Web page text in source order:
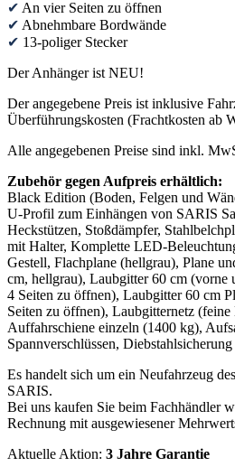
✔ An vier Seiten zu öffnen
✔ Abnehmbare Bordwände
✔ 13-poliger Stecker
Der Anhänger ist NEU!
Der angegebene Preis ist inklusive
Überführungskosten (Frachtkosten ab
Alle angegebenen Preise sind inkl.
Zubehör gegen Aufpreis erhältlich:
Black Edition (Boden, Felgen und
U-Profil zum Einhängen von SARIS
Heckstützen, Stoßdämpfer,
mit Halter, Komplette LED-
Gestell, Flachplane (hellgrau), Plane
cm, hellgrau), Laubgitter 60 cm (vorne
4 Seiten zu öffnen), Laubgitter 60 cm
Seiten zu öffnen), Laubgitternetz
Auffahrschiene einzeln (1400 kg),
Spannverschlüssen, Diebstahlsicherung
Es handelt sich um ein Neufahrzeug
SARIS.
Bei uns kaufen Sie beim Fachhändler
Rechnung mit ausgewiesener
Aktuelle Aktion: 3 Jahre Garantie